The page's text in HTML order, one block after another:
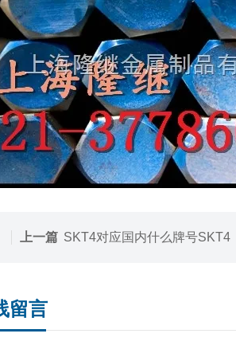
上一篇 SKT4对应国内什么牌号SKT4
留言